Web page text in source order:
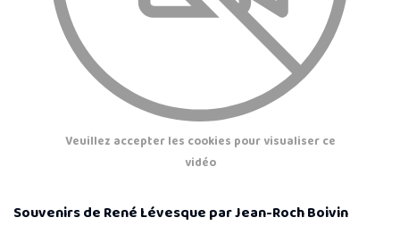
Veuillez accepter les cookies pour visualiser ce
vidéo
Souvenirs de René Lévesque par Jean-Roch Boivin